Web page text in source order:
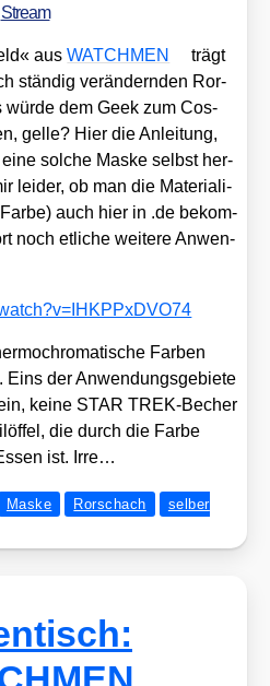
Stream
ausWATCHMEN
trägt
stän­dig ver­än­dern­den Ror­
wür­de dem Geek zum Cos­
gel­le? Hier die Anlei­tung,
sol­che Mas­ke selbst her­
lei­der, ob man die Mate­ria­li­
auch hier in .de bekom­
noch etli­che wei­te­re Anwen­
Far­ben
Eins der Anwen­dungs­ge­bie­te
kei­ne STAR TREK-Becher
die durch die Far­be
ist. Irre…
Maske Rorschach
selber